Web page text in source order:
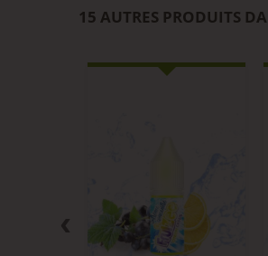
15 AUTRES PRODUITS